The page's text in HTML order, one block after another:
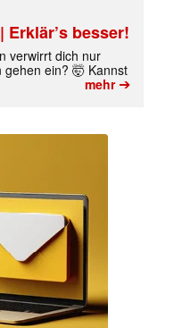
besser!
verwirrt dich nur
ein? 🤯 Kannst
mehr➔